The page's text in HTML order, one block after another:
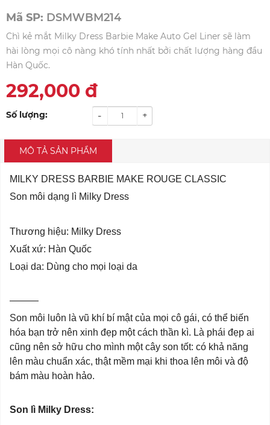
Mã SP: DSMWBM214
Chì kẻ mắt Milky Dress Barbie Make Auto Gel Liner sẽ làm
hài lòng mọi cô nàng khó tính nhất bởi chất lượng hàng đầu
Hàn Quốc.
292,000 đ
Số lượng: +
-
MÔ TẢ SẢN PHẨM
MILKY DRESS BARBIE MAKE ROUGE CLASSIC
Son môi dạng lì Milky Dress
Thương hiệu: Milky Dress
Xuất xứ: Hàn Quốc
Loại da: Dùng cho mọi loại da
———
Son môi luôn là vũ khí bí mật của mọi cô gái, có thể biến
hóa bạn trở nên xinh đẹp một cách thần kì. Là phái đẹp ai
cũng nên sở hữu cho mình một cây son tốt: có khả năng
lên màu chuẩn xác, thật mềm mại khi thoa lên môi và độ
bám màu hoàn hảo.
Son lì Milky Dress: